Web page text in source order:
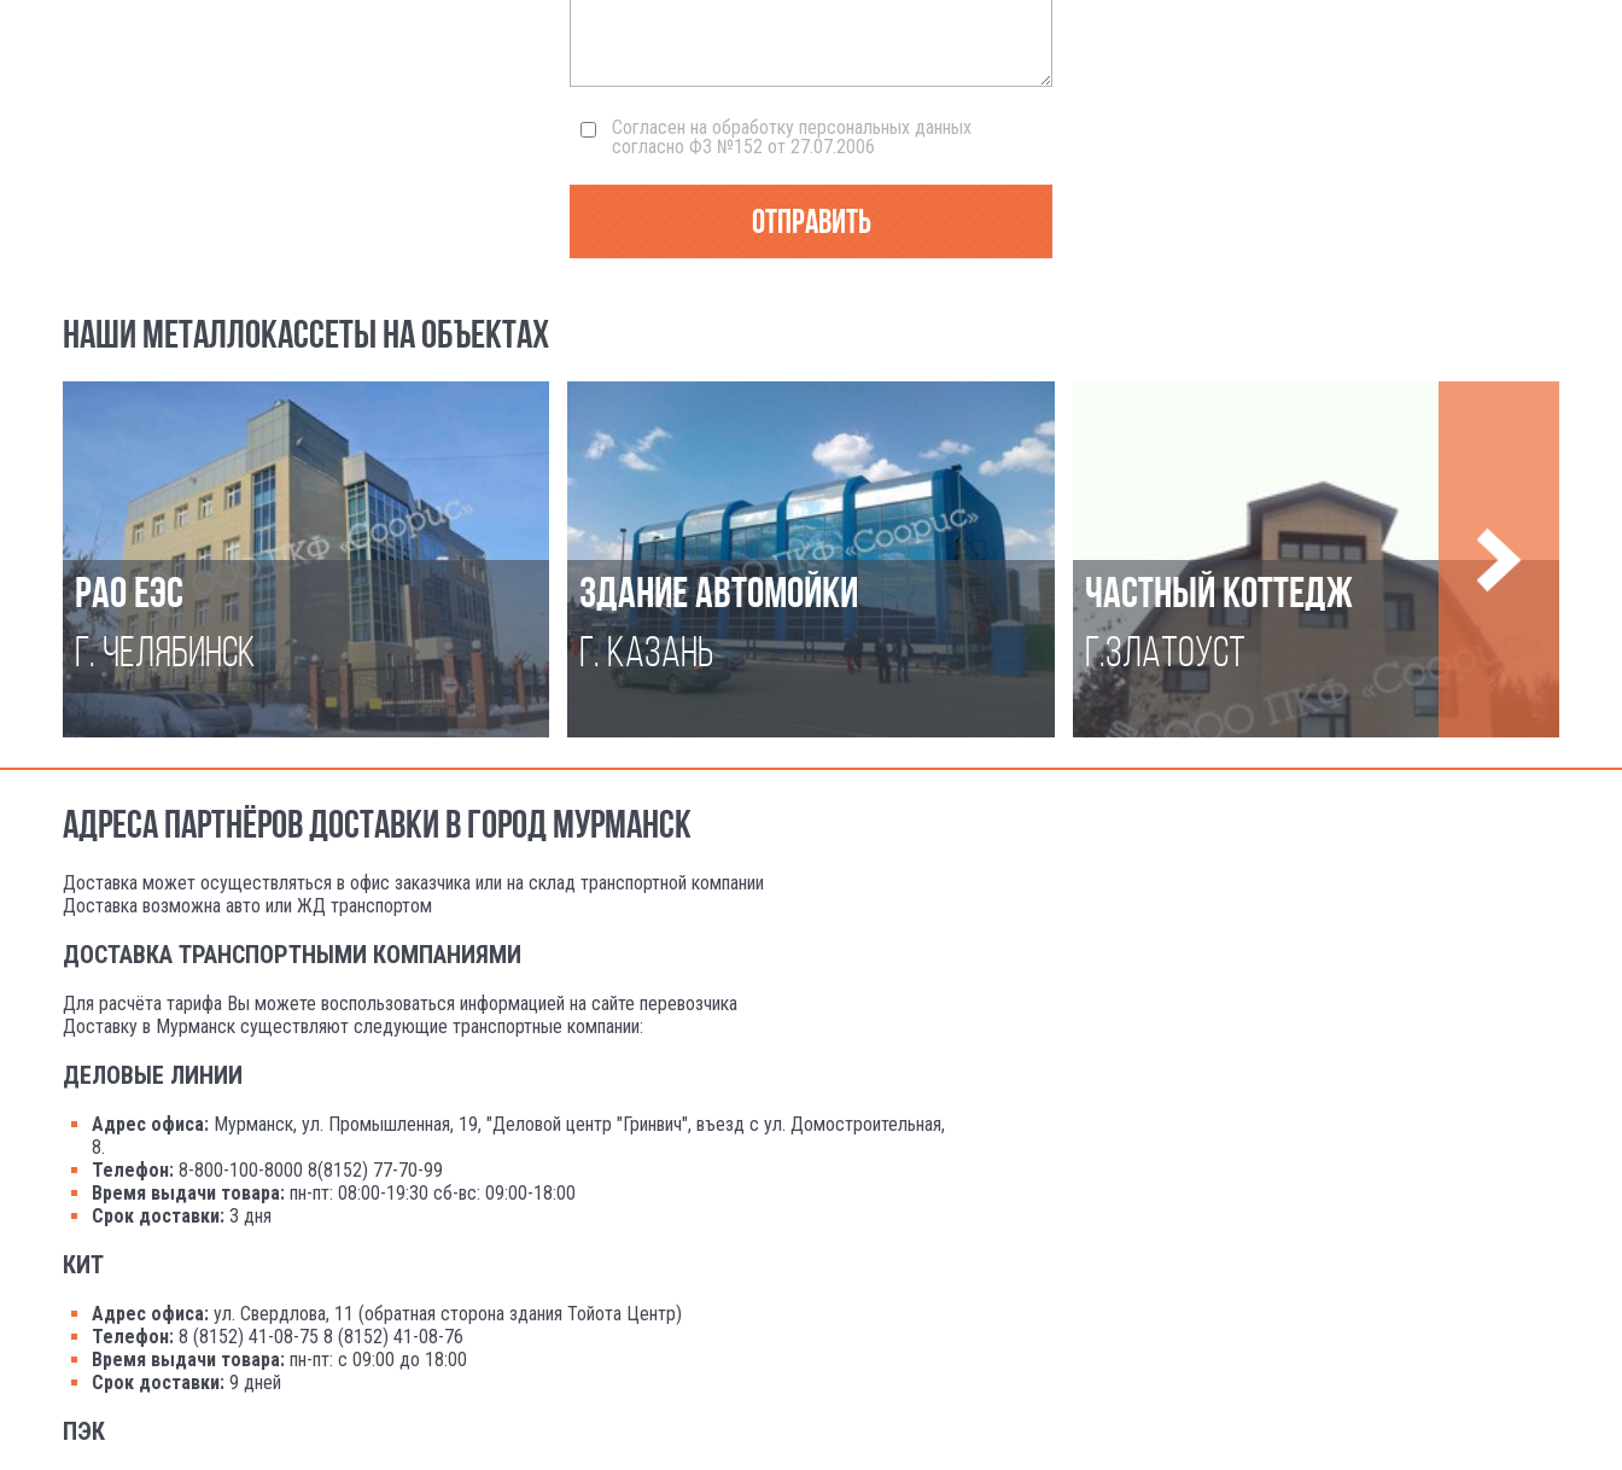
Согласен на обработку персональных данных
согласно ФЗ №152 от 27.07.2006
Отправить
НАШИ МЕТАЛЛОКАССЕТЫ НА ОБЪЕКТАХ
РАО ЕЭС
Г. ЧЕЛЯБИНСК
ЗДАНИЕ АВТОМОЙКИ
Г. КАЗАНЬ
ЧАСТНЫЙ КОТТЕДЖ
Г.ЗЛАТОУСТ
АДРЕСА ПАРТНЁРОВ ДОСТАВКИ В ГОРОД МУРМАНСК
Доставка может осуществляться в офис заказчика или на склад транспортной компании
Доставка возможна авто или ЖД транспортом
ДОСТАВКА ТРАНСПОРТНЫМИ КОМПАНИЯМИ
Для расчёта тарифа Вы можете воспользоваться информацией на сайте перевозчика
Доставку в Мурманск существляют следующие транспортные компании:
ДЕЛОВЫЕ ЛИНИИ
Адрес офиса: Мурманск, ул. Промышленная, 19, "Деловой центр "Гринвич", въезд с ул. Домостроительная,
8.
Телефон: 8-800-100-8000 8(8152) 77-70-99
Время выдачи товара: пн-пт: 08:00-19:30 сб-вс: 09:00-18:00
Срок доставки: 3 дня
КИТ
Адрес офиса: ул. Свердлова, 11 (обратная сторона здания Тойота Центр)
Телефон: 8 (8152) 41-08-75 8 (8152) 41-08-76
Время выдачи товара: пн-пт: с 09:00 до 18:00
Срок доставки: 9 дней
ПЭК